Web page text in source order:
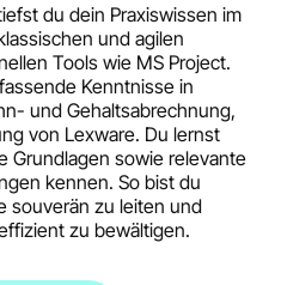
du dein Praxiswissen im
und agilen
Tools wie MS Project.
Kenntnisse in
und Gehaltsabrechnung,
von Lexware. Du lernst
Grundlagen sowie relevante
kennen. So bist du
souverän zu leiten und
zu bewältigen.